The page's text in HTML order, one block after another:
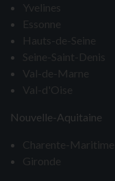
Yvelines
Essonne
Hauts-de-Seine
Seine-Saint-Denis
Val-de-Marne
Val-d'Oise
Nouvelle-Aquitaine
Charente-Maritime
Gironde